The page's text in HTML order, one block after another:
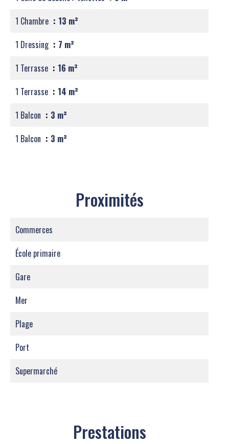
1 Chambre
13 m²
1 Dressing
7 m²
1 Terrasse
16 m²
1 Terrasse
14 m²
1 Balcon
3 m²
1 Balcon
3 m²
Proximités
Commerces
École primaire
Gare
Mer
Plage
Port
Supermarché
Prestations